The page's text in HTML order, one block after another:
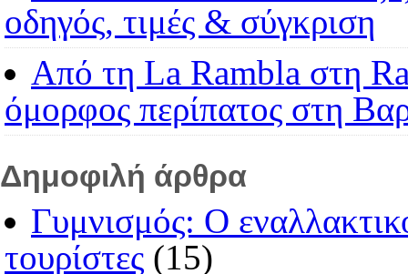
οδηγός, τιμές & σύγκριση
Από τη La Rambla στη
όμορφος περίπατος στη
Δημοφιλή άρθρα
Γυμνισμός: Ο
τουρίστες (15)